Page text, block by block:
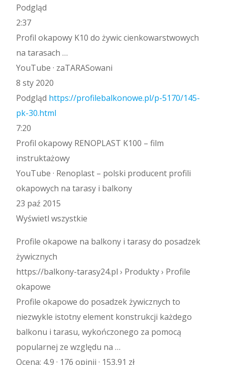
Podgląd
2:37
Profil okapowy K10 do żywic cienkowarstwowych
na tarasach …
YouTube · zaTARASowani
8 sty 2020
Podgląd https://profilebalkonowe.pl/p-5170/145-
pk-30.html
7:20
Profil okapowy RENOPLAST K100 – film
instruktażowy
YouTube · Renoplast – polski producent profili
okapowych na tarasy i balkony
23 paź 2015
Wyświetl wszystkie
Profile okapowe na balkony i tarasy do posadzek
żywicznych
https://balkony-tarasy24.pl › Produkty › Profile
okapowe
Profile okapowe do posadzek żywicznych to
niezwykle istotny element konstrukcji każdego
balkonu i tarasu, wykończonego za pomocą
popularnej ze względu na …
Ocena: 4,9 · ‎176 opinii · ‎153,91 zł